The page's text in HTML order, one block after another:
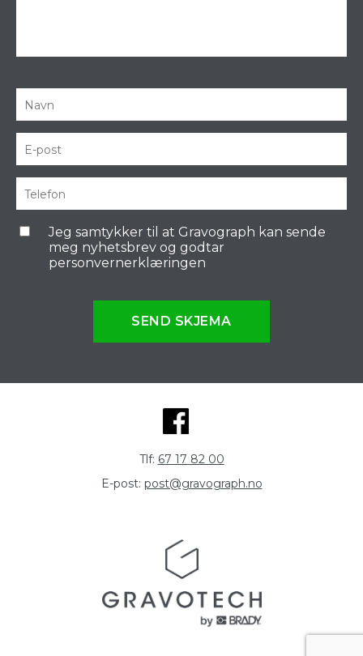
Jeg samtykker til at Gravograph kan sende
meg nyhetsbrev og godtar
personvernerklæringen
SEND SKJEMA
Tlf: 67 17 82 00
E-post: post@gravograph.no